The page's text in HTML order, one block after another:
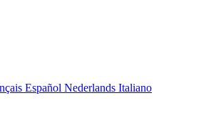
Español Nederlands Italiano